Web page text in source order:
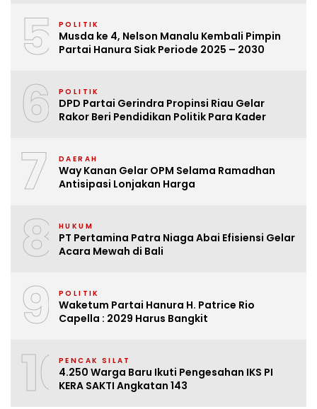
5 POLITIK
Musda ke 4, Nelson Manalu Kembali Pimpin
Partai Hanura Siak Periode 2025 – 2030
6 POLITIK
DPD Partai Gerindra Propinsi Riau Gelar
Rakor Beri Pendidikan Politik Para Kader
7 DAERAH
Way Kanan Gelar OPM Selama Ramadhan
Antisipasi Lonjakan Harga
8 HUKUM
PT Pertamina Patra Niaga Abai Efisiensi Gelar
Acara Mewah di Bali
9 POLITIK
Waketum Partai Hanura H. Patrice Rio
Capella : 2029 Harus Bangkit
10PENCAK SILAT
4.250 Warga Baru Ikuti Pengesahan IKS PI
KERA SAKTI Angkatan 143